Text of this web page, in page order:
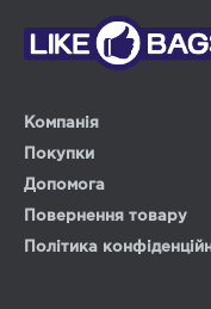
Компанія
Покупки
Допомога
Повернення товару
Політика